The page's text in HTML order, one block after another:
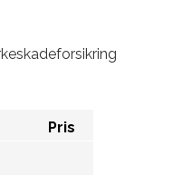
Pris